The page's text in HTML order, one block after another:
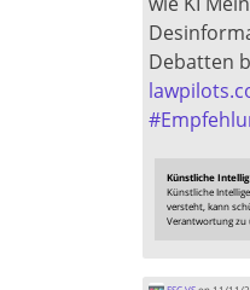
Debatten
#
Künstliche
Künstliche
versteht, kann
Verantwortung zu